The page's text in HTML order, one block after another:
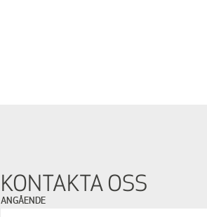
KONTAKTA OSS
ANGÅENDE